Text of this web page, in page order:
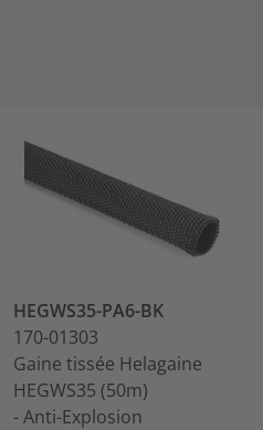
HEGWS35-PA6-BK
170-01303
Gaine tissée Helagaine
HEGWS35 (50m)
- Anti-Explosion